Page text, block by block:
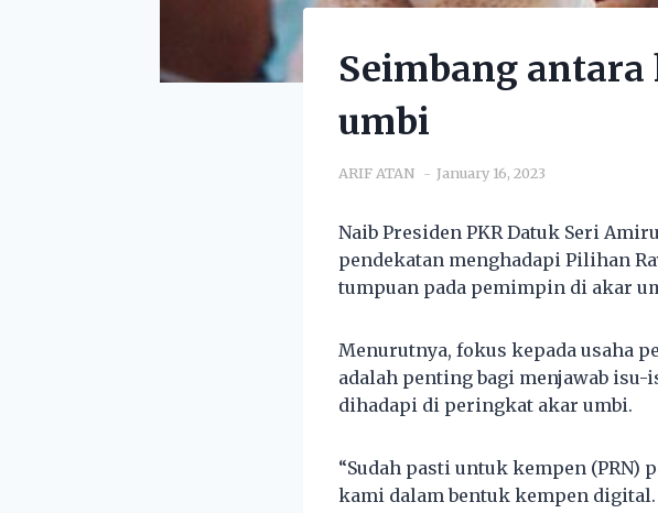
Seimbang
umbi
ARIF ATAN January 16, 2023
Naib Presiden PKR Datuk Seri
pendekatan menghadapi Pilihan
tumpuan pada pemimpin di akar
Menurutnya, fokus kepada usaha
adalah penting bagi menjawab
dihadapi di peringkat akar umbi.
“Sudah pasti untuk kempen
kami dalam bentuk kempen digital.